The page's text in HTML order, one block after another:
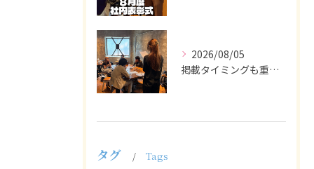
2026/08/05
掲載タイミングも重要で、業界動向や求職者の活動時期に合わせて...
タグ Tags